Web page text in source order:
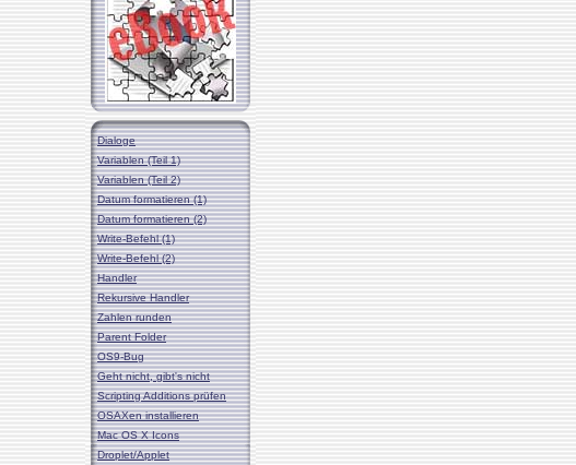
Dialoge
Variablen (Teil 1)
Variablen (Teil 2)
Datum formatieren (1)
Datum formatieren (2)
Write-Befehl (1)
Write-Befehl (2)
Handler
Rekursive Handler
Zahlen runden
Parent Folder
OS9-Bug
Geht nicht, gibt's nicht
Scripting Additions prüfen
OSAXen installieren
Mac OS X Icons
Droplet/Applet